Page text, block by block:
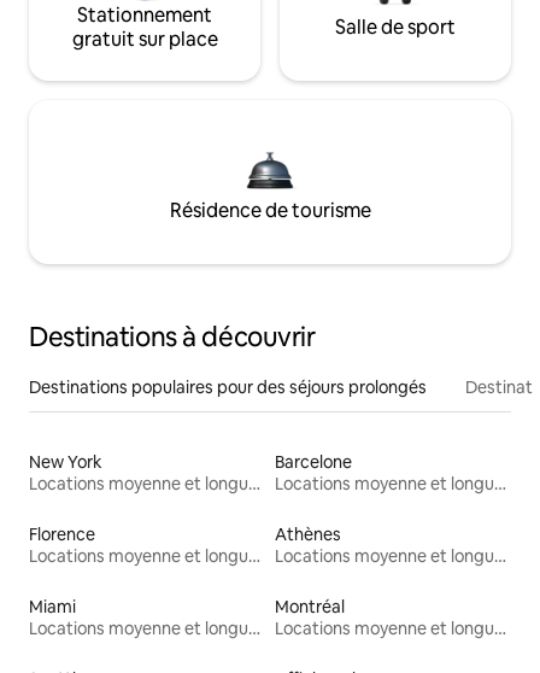
Stationnement
gratuit sur place
Salle de sport
Résidence de tourisme
Destinations à découvrir
Destinations populaires pour des séjours prolongés
New York
Locations moyenne et longue durée
Barcelone
Locations moyenne et longue durée
Florence
Locations moyenne et longue durée
Athènes
Locations moyenne et longue durée
Miami
Locations moyenne et longue durée
Montréal
Locations moyenne et longue durée